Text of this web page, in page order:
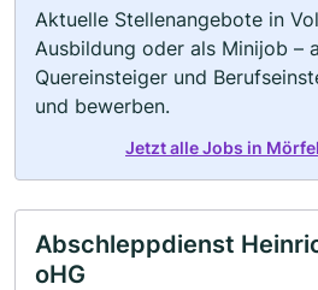
Aktuelle Stellenangebote in
Ausbildung oder als Minijob –
Quereinsteiger und
und bewerben.
Jetzt alle Jobs in
Abschleppdienst
oHG